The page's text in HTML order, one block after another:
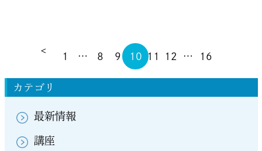
カテゴリ
最新情報
講座
< 1 … 8 9 10 11 12 … 16